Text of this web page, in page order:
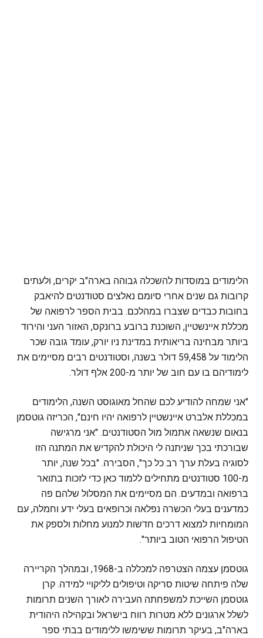
הלימודים במוסדות להשכלה גבוהה בארה"ב יקרים, ולעתים
קרובות גם שנים אחרי סיומם נאלצים סטודנטים להיאבק
בחובות כבדים שצברו במהלכם. בבית הספר לרפואה של
מכללת איינשטיין, השוכנת ברובע ברונקס, האזור העני והירוד
ביותר מבחינה בריאותית במדינת ניו יורק, עומד גובה שכר
הלימוד על 59,458 דולר בשנה, וסטודנטים רבים מסיימים את
לימודיהם בו עם חוב של יותר מ-200 אלף דולר.
"אני שמחה להודיע לכם שהחל מאוגוסט השנה, הלימודים
במכללת אלברט איינשטיין לרפואה יהיו חינם", הכריזה גוטסמן
בנאום שנשאה אתמול מול הסטודנטים. "אני מרגישה
שבורכתי בכך שניתנה לי היכולת להקדיש את המתנה הזו
לסוגיה בעלת ערך רב כל כך", הסבירה. "בכל שנה, יותר
מ-100 סטודנטים מתחילים ללמוד כאן כדי לזכות בתואר
ברפואה ובמדעים. הם מסיימים את המסלול שלהם פה
כמדענים בעלי הכשרה נפלאה וכרופאים בעלי ידע וחמלה, עם
המומחיות למצוא דרכים חדשות למנוע מחלות ולספק את
הטיפול הרפואי הטוב ביותר".
גוטסמן עצמה הצטרפה למכללה ב-1968, ובמהלך הקריירה
שלה פיתחה שיטות סריקה וטיפולים לליקויי למידה. קרן
גוטסמן השייכת למשפחתה העבירה לאורך השנים תרומות
לשלל ארגונים ללא מטרות רווח בישראל ובקהילה היהודית
בארה"ב, בעיקר תרומות ששימשו ללימודים בבתי ספר